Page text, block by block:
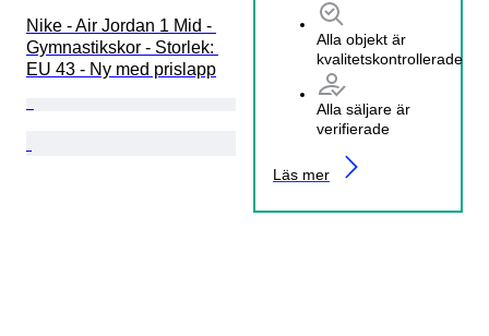
Alla objekt är
kvalitetskontrollerade
Alla säljare är
verifierade
Läs mer
Nike - Air Jordan 1 Mid -
Gymnastikskor - Storlek:
EU 43 - Ny med prislapp